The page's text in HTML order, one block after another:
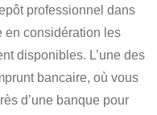
professionnel dans
en considération les
disponibles. L’une des
bancaire, où vous
d’une banque pour